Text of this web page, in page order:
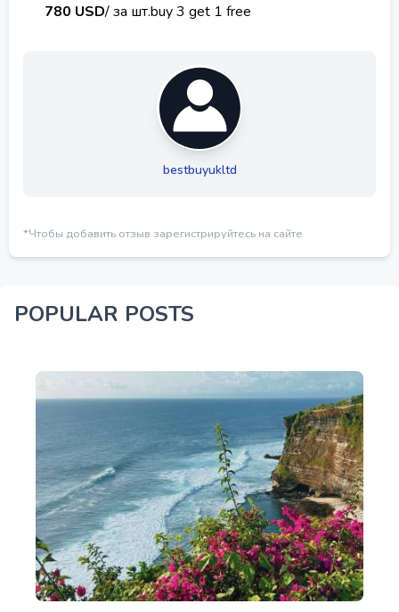
Восточный Денпасар
Сукавати
Тампаксиринг
Паянган
Мелая
Негара
Западный Селемадег
Кинтамани
Тембуку
Нуса Лембонган
Нуса Дуа
780 USD/ за шт.buy 3 get 1 free
bestbuyukltd
*Чтобы добавить отзыв зарегистрируйтесь на сайте
POPULAR POSTS